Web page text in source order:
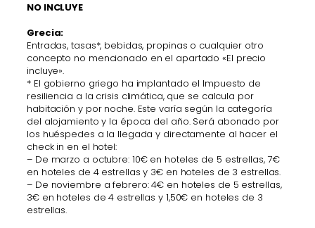
NO INCLUYE
Grecia:
Entradas, tasas*, bebidas, propinas o cualquier otro
concepto no mencionado en el apartado «El precio
incluye».
* El gobierno griego ha implantado el Impuesto de
resiliencia a la crisis climática, que se calcula por
habitación y por noche. Este varía según la categoría
del alojamiento y la época del año. Será abonado por
los huéspedes a la llegada y directamente al hacer el
check in en el hotel:
– De marzo a octubre: 10€ en hoteles de 5 estrellas, 7€
en hoteles de 4 estrellas y 3€ en hoteles de 3 estrellas.
– De noviembre a febrero: 4€ en hoteles de 5 estrellas,
3€ en hoteles de 4 estrellas y 1,50€ en hoteles de 3
estrellas.